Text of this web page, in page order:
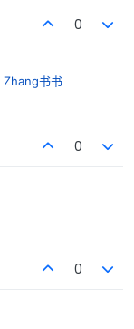
0
Zhang书书
0
0